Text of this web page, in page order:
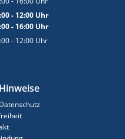
Von 13:00 bis 16:00 Uhr
- 12:00Uhr
Von 08:00 bis 12:00 Uhr
- 16:00Uhr
Von 13:00 bis 16:00 Uhr
- 12:00 Uhr